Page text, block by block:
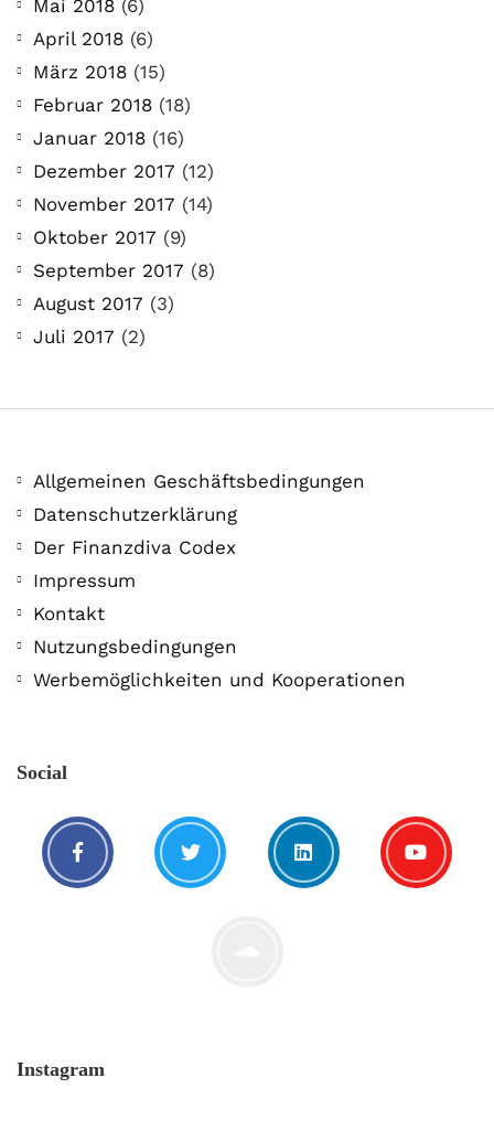
Mai 2018 (6)
April 2018 (6)
März 2018 (15)
Februar 2018 (18)
Januar 2018 (16)
Dezember 2017 (12)
November 2017 (14)
Oktober 2017 (9)
September 2017 (8)
August 2017 (3)
Juli 2017 (2)
Allgemeinen Geschäftsbedingungen
Datenschutzerklärung
Der Finanzdiva Codex
Impressum
Kontakt
Nutzungsbedingungen
Werbemöglichkeiten und Kooperationen
Social
Instagram